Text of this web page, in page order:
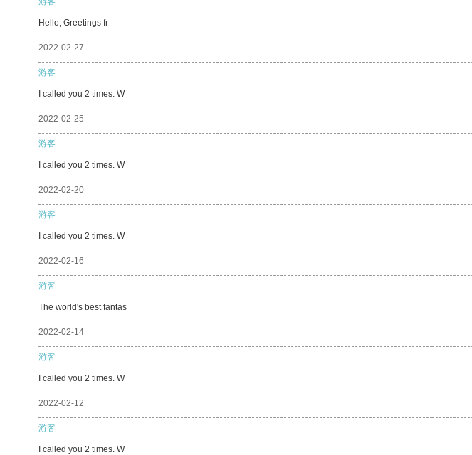
Hello, Greetings fr
2022-02-27
游客
I called you 2 times. W
2022-02-25
游客
I called you 2 times. W
2022-02-20
游客
I called you 2 times. W
2022-02-16
游客
The world's best fantas
2022-02-14
游客
I called you 2 times. W
2022-02-12
游客
I called you 2 times. W